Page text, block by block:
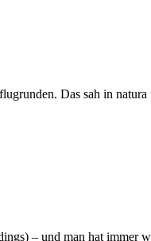
Das sah in
– und man hat